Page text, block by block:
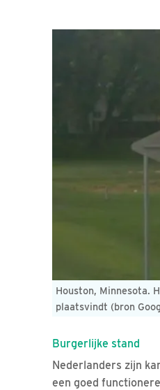
Houston, Minnesota.
plaatsvindt (bron
Burgerlijke stand
Nederlanders zijn
een goed